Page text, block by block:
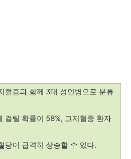
혈증과 함께 3대 성인병으로 분류
걸릴 확률이 58%, 고지혈증 환자
당이 급격히 상승할 수 있다.